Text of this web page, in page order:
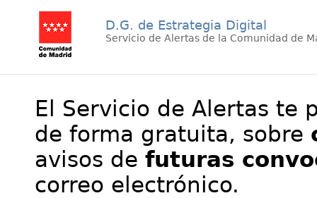
D.G. de Estrategia Digital
Servicio de Alertas de la Comunidad de
El Servicio de Alertas te
de forma gratuita, sobre
avisos de futuras
correo electrónico.